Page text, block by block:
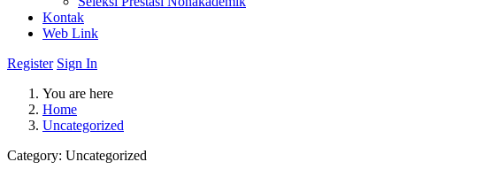
Kontak
Web Link
Register Sign In
You are here
Home
Uncategorized
Category: Uncategorized